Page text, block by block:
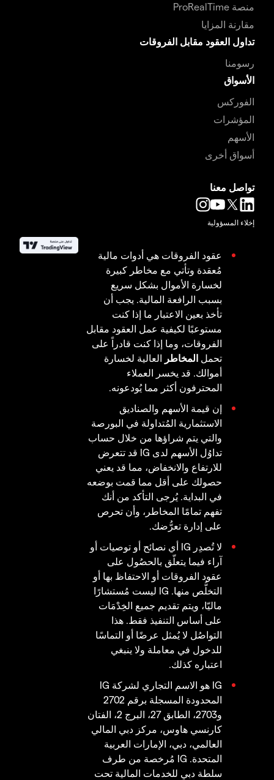
منصة ProRealTime
مقارنة المزايا
تداول العقود مقابل الفروقات
رسومنا
الأسواق
الفوركس
المؤشرات
الأسهم
أسواق أخرى
تواصل معنا
إخلاء المسؤولية
عقود الفروقات هي أدوات مالية
مُعقدة وتأتي مع مخاطر كبيرة
لخسارة الأموال بشكل سريع
بسبب الرافعة المالية. يجب أن
تأخذ بعين الاعتبار ما إذا كنت
مستوعبًا لكيفية عمل العقود مقابل
الفروقات، وما إذا كنت قادراً على
تحمل المخاطر العالية لخسارة
أموالك. قد يخسر العملاء
المحترفون أكثر مما يُودعونه.
إن قيمة الأسهم والصناديق
الاستثمارية المُتداولة في البورصة
والتي يتم شراؤها من خلال حساب
تداوُل الأسهم لدى IG قد تتعرض
للارتفاع والانخفاض، مما قد يعني
حصولك على أقل مما قمت بوضعه
في البداية. يُرجى التأكد من أنك
تفهم تمامًا المخاطر، وأن تحرص
على إدارة تعرُّضك.
لا تُصدِر IG أي نصائح أو توصيات أو
آراء فيما يتعلّق بالحصُول على
عقود الفروقات أو الاحتفاظ بها أو
التخلُّص منها. IG ليست مُستشارًا
ماليّا، ويتم تقديم جميع الخِدْمَات
على أساس التنفيذ فقط. هذا
التواصُل لا يُمثل عرضًا أو التماسًا
للدخول في معاملة ولا ينبغي
اعتباره كذلك.
IG هو الاسم التجاري لشركة IG
المحدودة المسجلة برقم 2702
و2703، الطابق 27، البرج 2، الفتان
كارنسي هاوس، مركز دبي المالي
العالمي، دبي، الإمارات العربية
المتحدة. IG مُرخصة من طرف
سلطة دبي للخدمات المالية تحت